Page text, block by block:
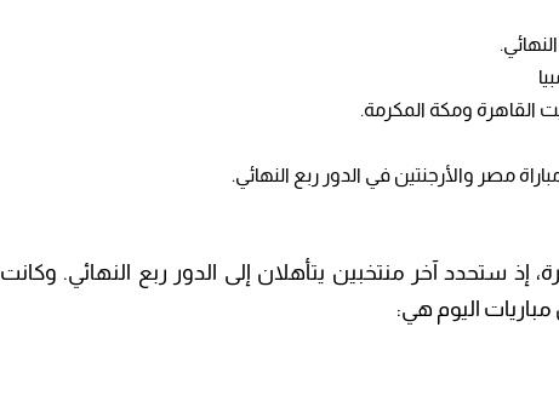
مصر والأرجنتين في الدور ربع النهائي.
إذ ستحدد آخر منتخبين يتأهلان إلى الدور ربع النهائي. وكانت
اليوم هي: